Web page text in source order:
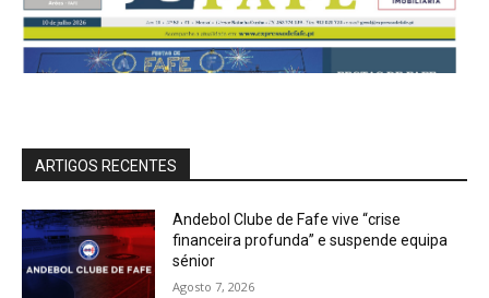
ARTIGOS RECENTES
Andebol Clube de Fafe vive “crise
financeira profunda” e suspende equipa
sénior
Agosto 7, 2026